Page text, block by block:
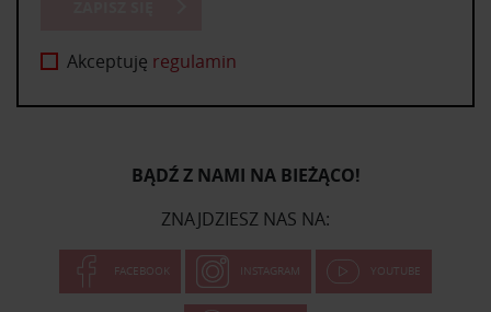
Akceptuję regulamin
BĄDŹ Z NAMI NA BIEŻĄCO!
ZNAJDZIESZ NAS NA:
FACEBOOK INSTAGRAM YOUTUBE